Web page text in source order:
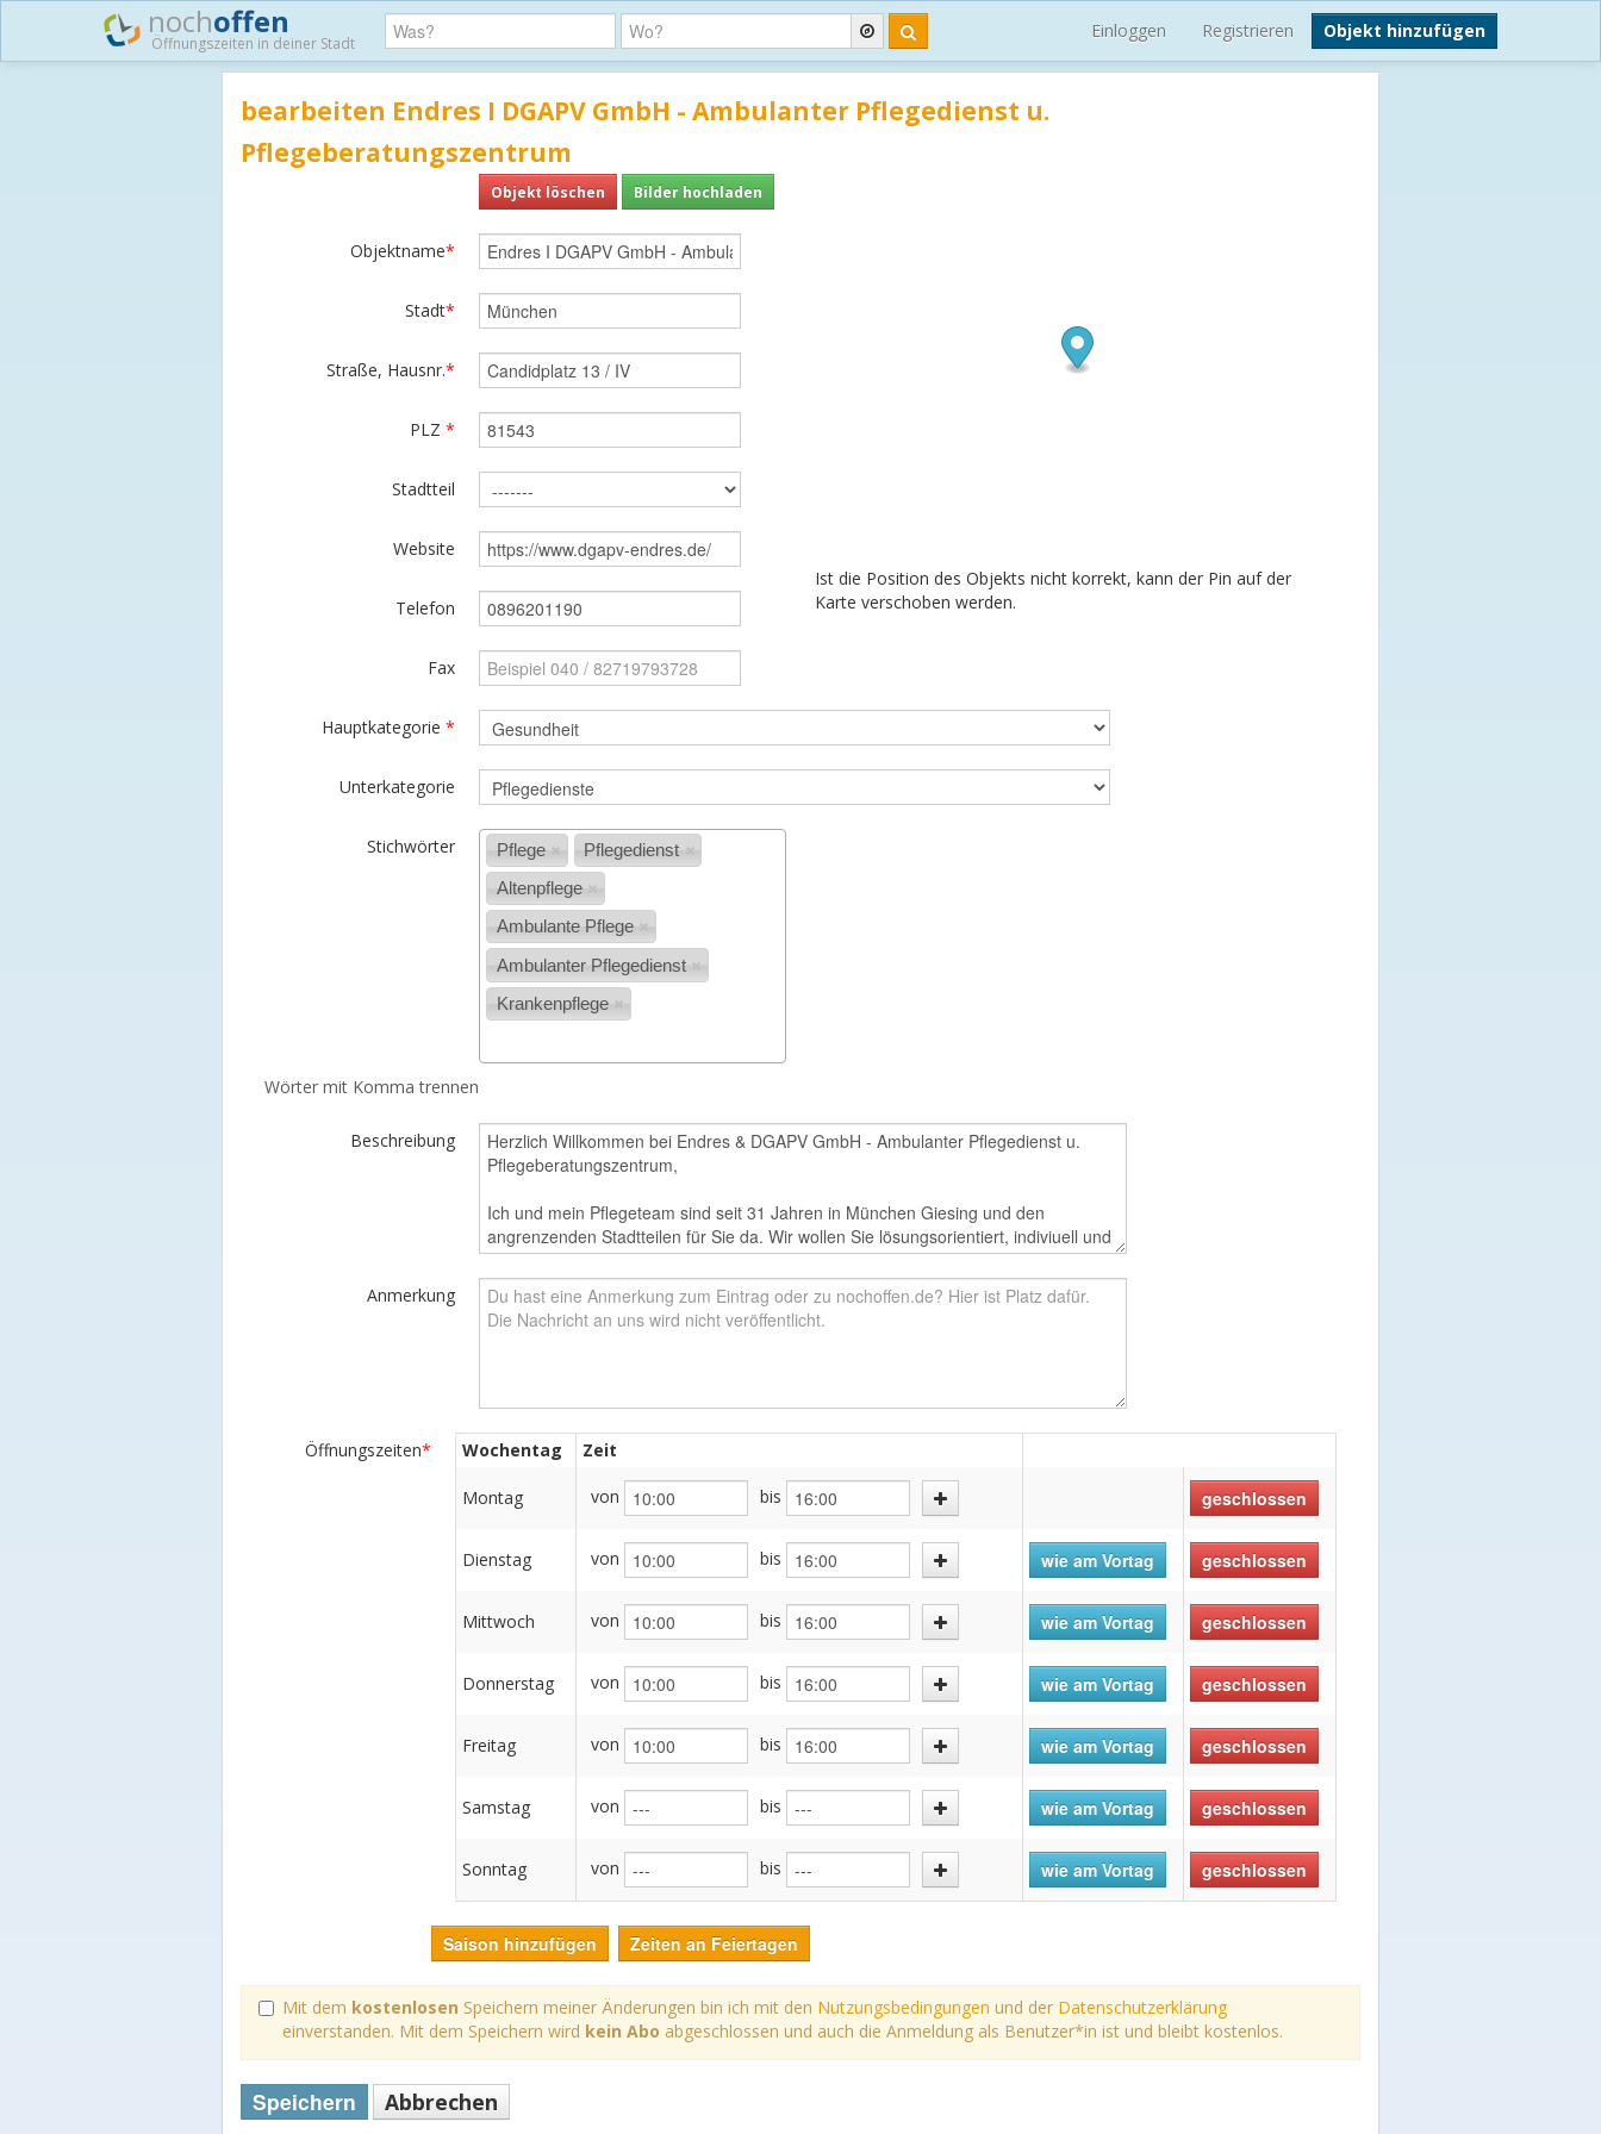
nochoffen
Öffnungszeiten in deiner Stadt
Einloggen Registrieren Objekt hinzufügen
bearbeiten Endres I DGAPV GmbH - Ambulanter Pflegedienst u.
Pflegeberatungszentrum
Objekt löschen Bilder hochladen
Objektname*
Stadt*
Straße, Hausnr.*
PLZ *
Stadtteil
Website
Telefon
Fax
Hauptkategorie *
Unterkategorie
Stichwörter Pflege
Pflegedienst
Altenpflege
Ambulante Pflege
Ambulanter Pflegedienst
Krankenpflege
Wörter mit Komma trennen
Beschreibung
Anmerkung
Ist die Position des Objekts nicht korrekt, kann der Pin auf der
Karte verschoben werden.
Öffnungszeiten* Wochentag Zeit
Montag von bis geschlossen
Dienstag von bis wie am Vortag geschlossen
Mittwoch von bis wie am Vortag geschlossen
Donnerstag von bis wie am Vortag geschlossen
Freitag von bis wie am Vortag geschlossen
Samstag von bis wie am Vortag geschlossen
Sonntag von bis wie am Vortag geschlossen
Saison hinzufügen Zeiten an Feiertagen
Mit dem kostenlosen Speichern meiner Änderungen bin ich mit den Nutzungsbedingungen und der Datenschutzerklärung
einverstanden. Mit dem Speichern wird kein Abo abgeschlossen und auch die Anmeldung als Benutzer*in ist und bleibt kostenlos.
Speichern Abbrechen